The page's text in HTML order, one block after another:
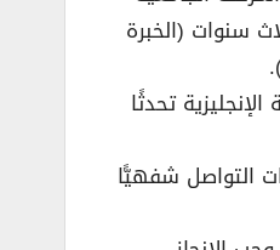
سنوات (الخبرة
تحدثًا
التواصل شفهيًّا